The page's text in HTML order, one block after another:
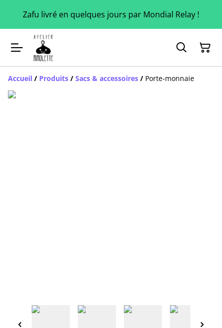
Zafu livré en quelques jours par Mondial Relay !
Accueil / Produits / Sacs & accessoires / Porte-monnaie